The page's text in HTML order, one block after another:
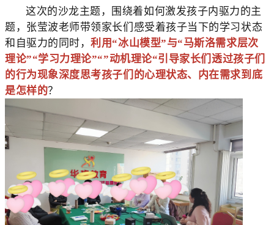
这次的沙龙主题，围绕着如何激发孩子内驱力的主
题，张莹波老师带领家长们感受着孩子当下的学习状态
和自驱力的同时，利用“冰山模型”与“马斯洛需求层次
理论”“学习力理论”“”动机理论“引导家长们透过孩子们
的行为现象深度思考孩子们的心理状态、内在需求到底
是怎样的？